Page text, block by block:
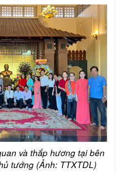
và thắp hương tại bên
tướng (Ảnh: TTXTDL)